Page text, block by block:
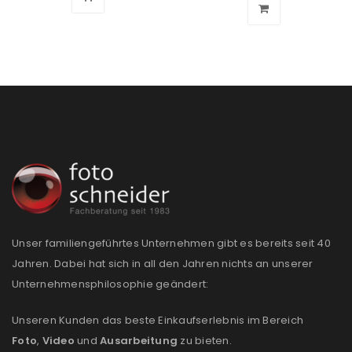
ANMELDEN
PASSWORT VERGESSEN?
REGISTRIEREN
Unser familiengeführtes Unternehmen gibt es bereits seit 40
Jahren. Dabei hat sich in all den Jahren nichts an unserer
Unternehmensphilosophie geändert:
Unseren Kunden das beste Einkaufserlebnis im Bereich
Foto, Video und Ausarbeitung zu bieten.